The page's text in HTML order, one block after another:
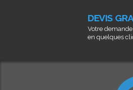
DEVIS
Votre
en quelques